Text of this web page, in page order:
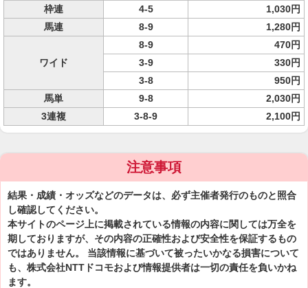
枠連
4-5
1,030円
馬連
8-9 1,280円
ワイド
8-9
470円
3-9
330円
3-8
950円
馬単
9-8
2,030円
3連複
3-8-9 2,100円
注意事項
結果・成績・オッズなどのデータは、必ず主催者発行のものと照合
し確認してください。
本サイトのページ上に掲載されている情報の内容に関しては万全を
期しておりますが、その内容の正確性および安全性を保証するもの
ではありません。 当該情報に基づいて被ったいかなる損害について
も、株式会社NTTドコモおよび情報提供者は一切の責任を負いかね
ます。